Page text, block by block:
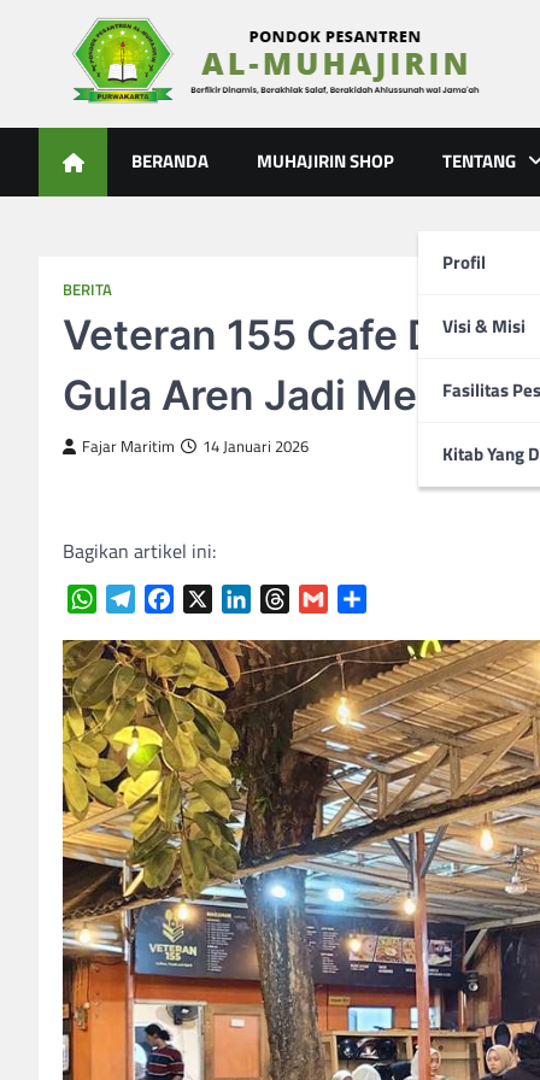
Al-Muhajirin
BERANDA MUHAJIRIN SHOP TENTANG
Profil
Visi & Misi
Fasilitas
Kitab Yang
BERITA
Veteran 155 Cafe
Gula Aren Jadi Menu
Fajar Maritim 14 Januari 2026
Bagikan artikel ini:
WhatsAppTelegramFacebook LinkedInThreads
Gmail